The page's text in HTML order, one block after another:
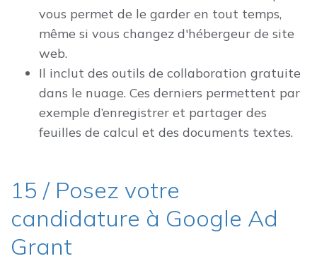
vous permet de le garder en tout temps,
même si vous changez d'hébergeur de site
web.
Il inclut des outils de collaboration gratuite
dans le nuage. Ces derniers permettent par
exemple d’enregistrer et partager des
feuilles de calcul et des documents textes.
15 / Posez votre
candidature à Google Ad
Grant